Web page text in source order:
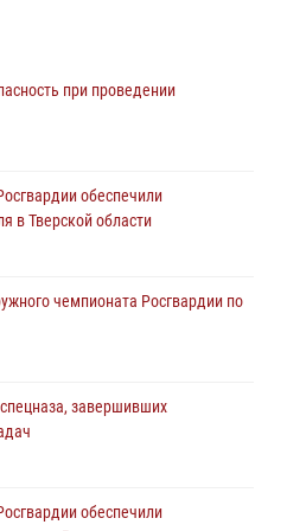
в молебне, посвященном
совершили 250 выездов и
в Тверской области
чемпионата Росгвардии по
на дороге в городе Кашин
при проведении
обеспечили
в Тверской области
чемпионата Росгвардии по
завершивших
обеспечили